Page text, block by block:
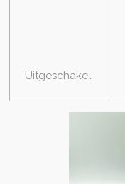
Uitgeschakeld